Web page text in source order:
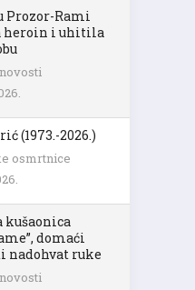
Prozor-Rami
heroin i uhitila
(1973.-2026.)
osmrtnice
kušaonica
domaći
nadohvat ruke